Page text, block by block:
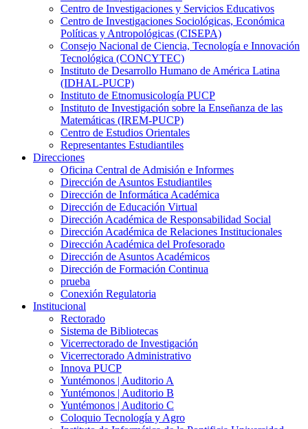
Centro de Investigaciones y Servicios Educativos
Centro de Investigaciones Sociológicas, Económica
Políticas y Antropológicas (CISEPA)
Consejo Nacional de Ciencia, Tecnología e Innovación
Tecnológica (CONCYTEC)
Instituto de Desarrollo Humano de América Latina
(IDHAL-PUCP)
Instituto de Etnomusicología PUCP
Instituto de Investigación sobre la Enseñanza de las
Matemáticas (IREM-PUCP)
Centro de Estudios Orientales
Representantes Estudiantiles
Direcciones
Oficina Central de Admisión e Informes
Dirección de Asuntos Estudiantiles
Dirección de Informática Académica
Dirección de Educación Virtual
Dirección Académica de Responsabilidad Social
Dirección Académica de Relaciones Institucionales
Dirección Académica del Profesorado
Dirección de Asuntos Académicos
Dirección de Formación Continua
prueba
Conexión Regulatoria
Institucional
Rectorado
Sistema de Bibliotecas
Vicerrectorado de Investigación
Vicerrectorado Administrativo
Innova PUCP
Yuntémonos | Auditorio A
Yuntémonos | Auditorio B
Yuntémonos | Auditorio C
Coloquio Tecnología y Agro